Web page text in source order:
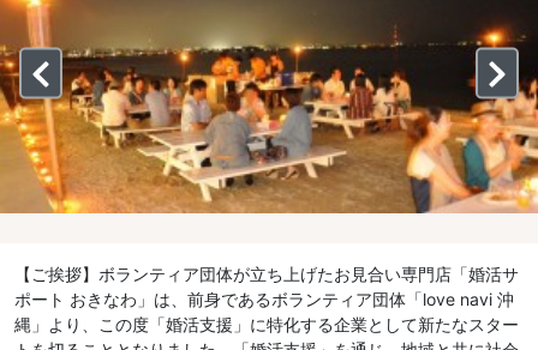
【ご挨拶】ボランティア団体が立ち上げたお見合い専門店「婚活サ
ポート おきなわ」は、前身であるボランティア団体「love navi 沖
縄」より、この度「婚活支援」に特化する企業として新たなスター